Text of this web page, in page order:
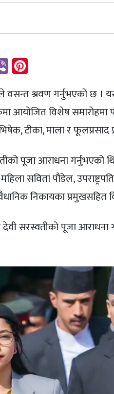
ViberPinterest
वसन्त श्रवण गर्नुभएको छ ।
आयोजित विशेष समारोहमा
टीका, माला र फूलप्रसाद
पूजा आराधना
सविता पौडेल,
निकायका प्रमुखसहित
देवी सरस्वतीको पूजा